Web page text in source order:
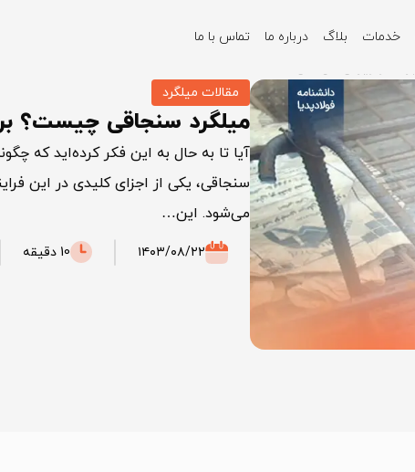
خدمات بلاگ درباره ما
تماس با ما
مقالات میلگرد
میلگرد سنجاقی چیست؟
آیا تا به حال به این فکر کرده‌اید که
سنجاقی، یکی از اجزای کلیدی در این
می‌شود. این…
۱۴۰۳/۰۸/۲۲ 10 دقیقه